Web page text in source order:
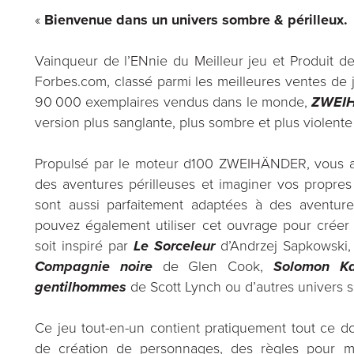
« Bienvenue dans un univers sombre & périlleux.
Vainqueur de l’ENnie du Meilleur jeu et Produit
Forbes.com, classé parmi les meilleures ventes
90 000 exemplaires vendus dans le monde,
version plus sanglante, plus sombre et plus
Propulsé par le moteur d100 ZWEIHÄNDER,
des aventures périlleuses et imaginer vos
sont aussi parfaitement adaptées à des
pouvez également utiliser cet ouvrage pour
soit inspiré par Le Sorceleurd’Andrzej
Compagnie noirede Glen Cook, Solomon
gentilhommes de Scott Lynch ou d’autres univers
Ce jeu tout-en-un contient pratiquement tout ce
de création de personnages, des règles pour